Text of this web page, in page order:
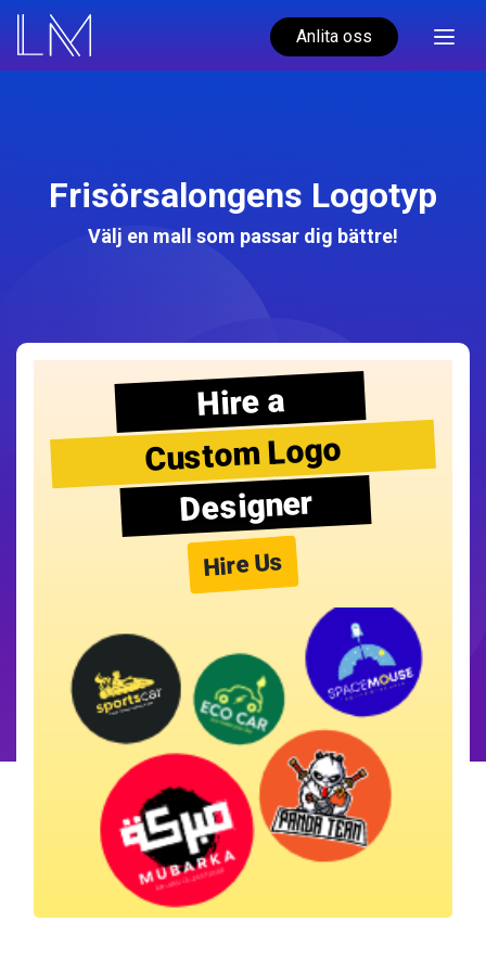
Anlita oss
Frisörsalongens Logotyp
Välj en mall som passar dig bättre!
Hire a
Custom Logo
Designer
Hire Us